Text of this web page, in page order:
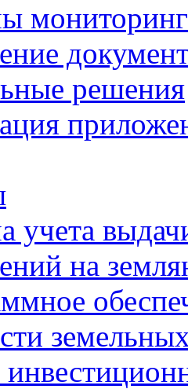
решения
учета
на